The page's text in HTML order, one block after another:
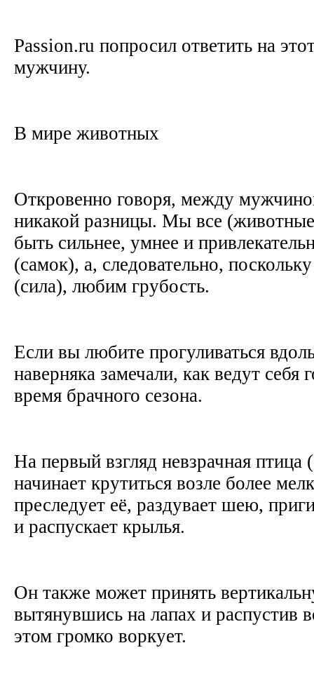
Passion.ru попросил ответить на
мужчину.
В мире животных
Откровенно говоря, между
никакой разницы. Мы все
быть сильнее, умнее и
(самок), а, следовательно,
(сила), любим грубость.
Если вы любите прогуливаться
наверняка замечали, как ведут себя
время брачного сезона.
На первый взгляд невзрачная птица
начинает крутиться возле более
преследует её, раздувает шею,
и распускает крылья.
Он также может принять
вытянувшись на лапах и распустив
этом громко воркует.